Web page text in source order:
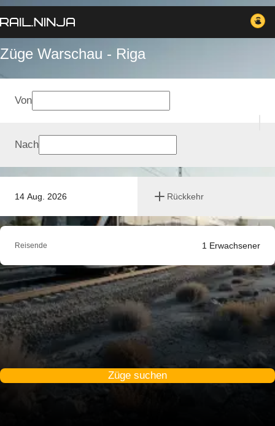
Züge Warschau - Riga
14 Aug. 2026 Rückkehr
Von
Nach
Reisende 1 Erwachsener
Züge suchen